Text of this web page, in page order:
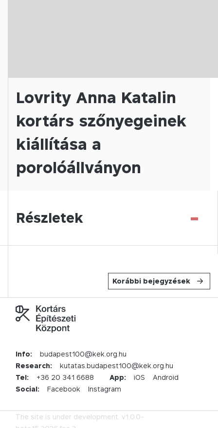
Lovrity Anna Katalin
kortárs szőnyegeinek
kiállítása a
porolóállványon
Részletek -
Korábbi bejegyzések
Info:
budapest100@kek.org.hu
Research:
kutatas.budapest100@kek.org.hu
Tel:
+36 20 341 6688 App: iOS
Android
Social:
Facebook Instagram
The site is under development. v1.0.0-